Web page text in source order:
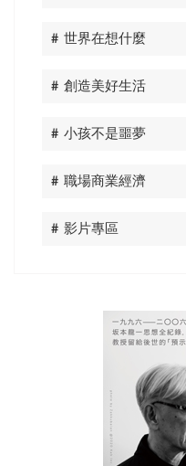
# 世界在想什麼
# 創造美好生活
# 小孩不是噩夢
# 職場商業經濟
# 影片專區